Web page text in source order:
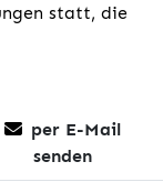
statt, die
per E-Mail
senden